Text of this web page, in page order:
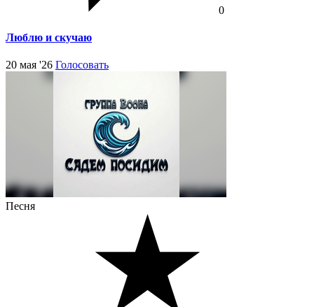
0
Люблю и скучаю
20 мая '26 Голосовать
Песня